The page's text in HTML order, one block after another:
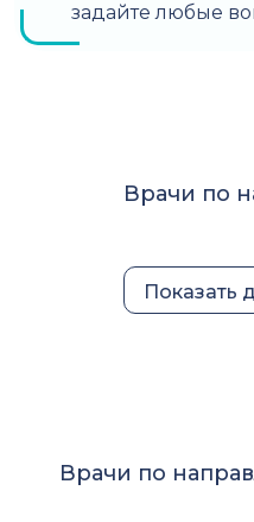
задайте любые
Врачи по
Показать
Врачи по